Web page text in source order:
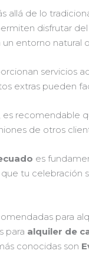
allá de lo
disfrutar
entorno
servicios
extras pueden
recomendable
de otros
es
tu celebración
para
para alquiler de
conocidas son